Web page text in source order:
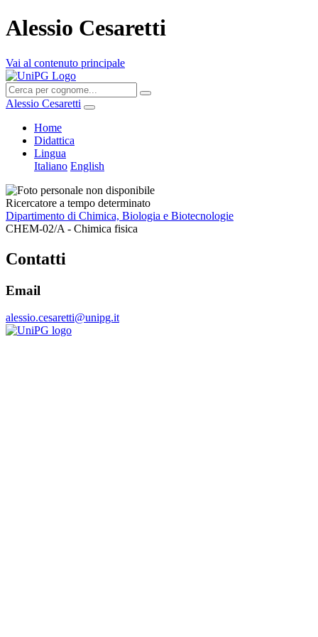
Alessio Cesaretti
Vai al contenuto principale
Alessio Cesaretti
Home
Didattica
Lingua
Italiano English
Ricercatore a tempo determinato
Dipartimento di Chimica, Biologia e Biotecnologie
CHEM-02/A - Chimica fisica
Contatti
Email
alessio.cesaretti@unipg.it